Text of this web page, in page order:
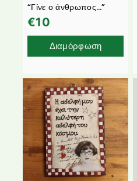
“Γίνε ο άνθρωπος…”
€10
Διαμόρφωση